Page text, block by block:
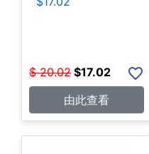
$ 20.02 $17.02
由此查看